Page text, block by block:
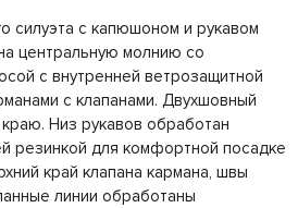
силуэта с капюшоном и рукавом
центральную молнию со
с внутренней ветрозащитной
с клапанами. Двухшовный
Низ рукавов обработан
резинкой для комфортной посадке
край клапана кармана, швы
линии обработаны